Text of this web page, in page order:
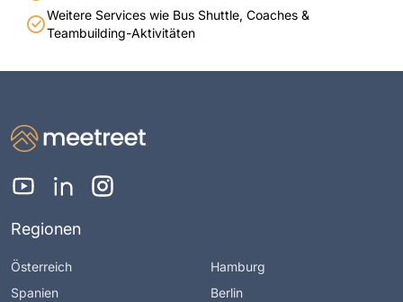
Weitere Services wie Bus Shuttle, Coaches &
Teambuilding-Aktivitäten
Regionen
Österreich
Spanien
Hamburg
Berlin